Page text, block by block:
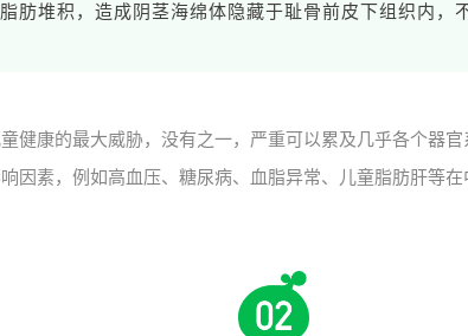
肪堆积，造成阴茎海绵体隐藏于耻骨前皮下组织内，
健康的最大威胁，没有之一，严重可以累及几乎各个器官
因素，例如高血压、糖尿病、血脂异常、儿童脂肪肝等